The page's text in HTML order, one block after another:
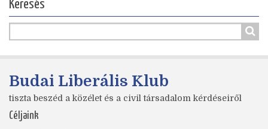
Keresés
Budai Liberális Klub
tiszta beszéd a közélet és a civil társadalom kérdéseiről
Céljaink